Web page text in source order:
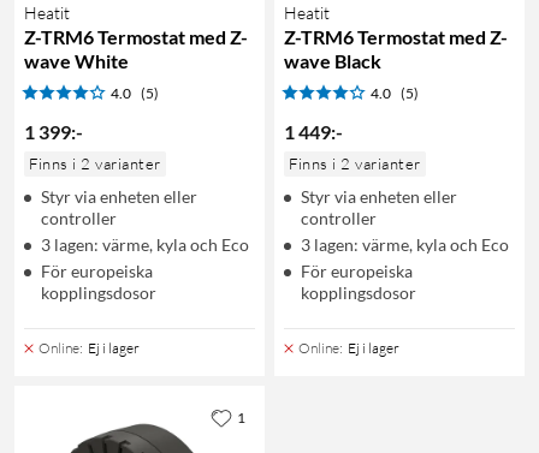
Heatit
Z-TRM6 Termostat med Z-
wave White
4.0 (5)
1 399:-
Finns i 2 varianter
Styr via enheten eller
controller
3 lagen: värme, kyla och Eco
För europeiska
kopplingsdosor
Online: Ej i lager
Heatit
Z-TRM6 Termostat med Z-
wave Black
4.0 (5)
1 449:-
Finns i 2 varianter
Styr via enheten eller
controller
3 lagen: värme, kyla och Eco
För europeiska
kopplingsdosor
Online: Ej i lager
1